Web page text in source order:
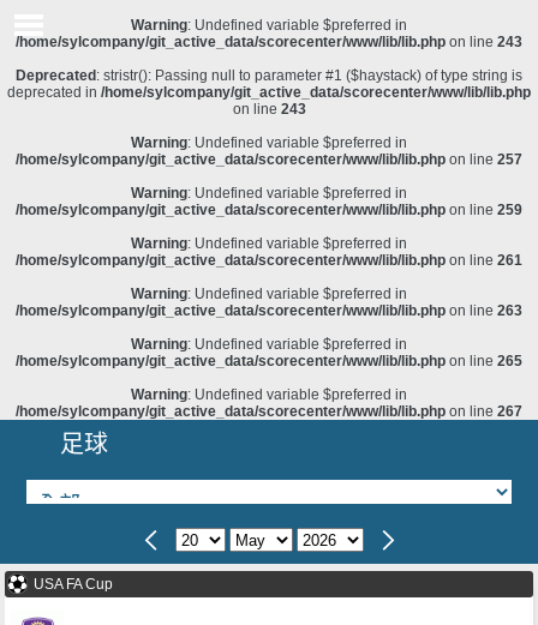
Warning: Undefined variable $preferred in
/home/sylcompany/git_active_data/scorecenter/www/lib/lib.php on line 243
Deprecated : stristr(): Passing null to parameter #1 ($haystack) of type string is
deprecated in /home/sylcompany/git_active_data/scorecenter/www/lib/lib.php
on line 243
Warning: Undefined variable $preferred in
/home/sylcompany/git_active_data/scorecenter/www/lib/lib.php on line 257
Warning: Undefined variable $preferred in
/home/sylcompany/git_active_data/scorecenter/www/lib/lib.php on line 259
Warning: Undefined variable $preferred in
/home/sylcompany/git_active_data/scorecenter/www/lib/lib.php on line 261
Warning: Undefined variable $preferred in
/home/sylcompany/git_active_data/scorecenter/www/lib/lib.php on line 263
Warning: Undefined variable $preferred in
/home/sylcompany/git_active_data/scorecenter/www/lib/lib.php on line 265
Warning: Undefined variable $preferred in
/home/sylcompany/git_active_data/scorecenter/www/lib/lib.php on line 267
足球
USA FA Cup